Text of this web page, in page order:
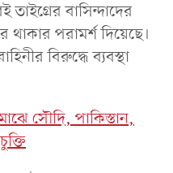
বাসিন্দাদের
পরামর্শ দিয়েছে।
বিরুদ্ধে ব্যবস্থা
সৌদি, পাকিস্তান,